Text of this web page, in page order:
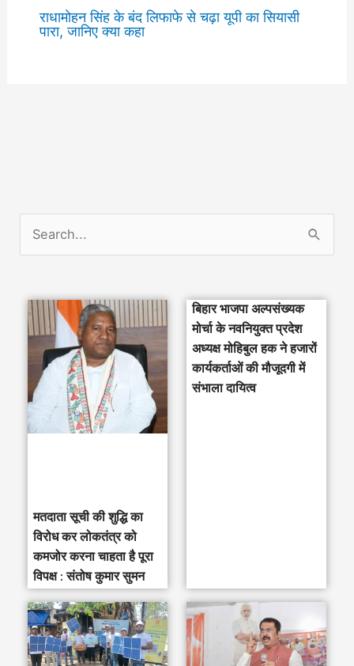
राधामोहन सिंह के बंद लिफाफे से चढ़ा यूपी का सियासी
पारा, जानिए क्या कहा
मतदाता सूची की शुद्धि का
विरोध कर लोकतंत्र को
कमजोर करना चाहता है पूरा
विपक्ष : संतोष कुमार सुमन
बिहार भाजपा अल्पसंख्यक
मोर्चा के नवनियुक्त प्रदेश
अध्यक्ष मोहिबुल हक ने हजारों
कार्यकर्ताओं की मौजूदगी में
संभाला दायित्व